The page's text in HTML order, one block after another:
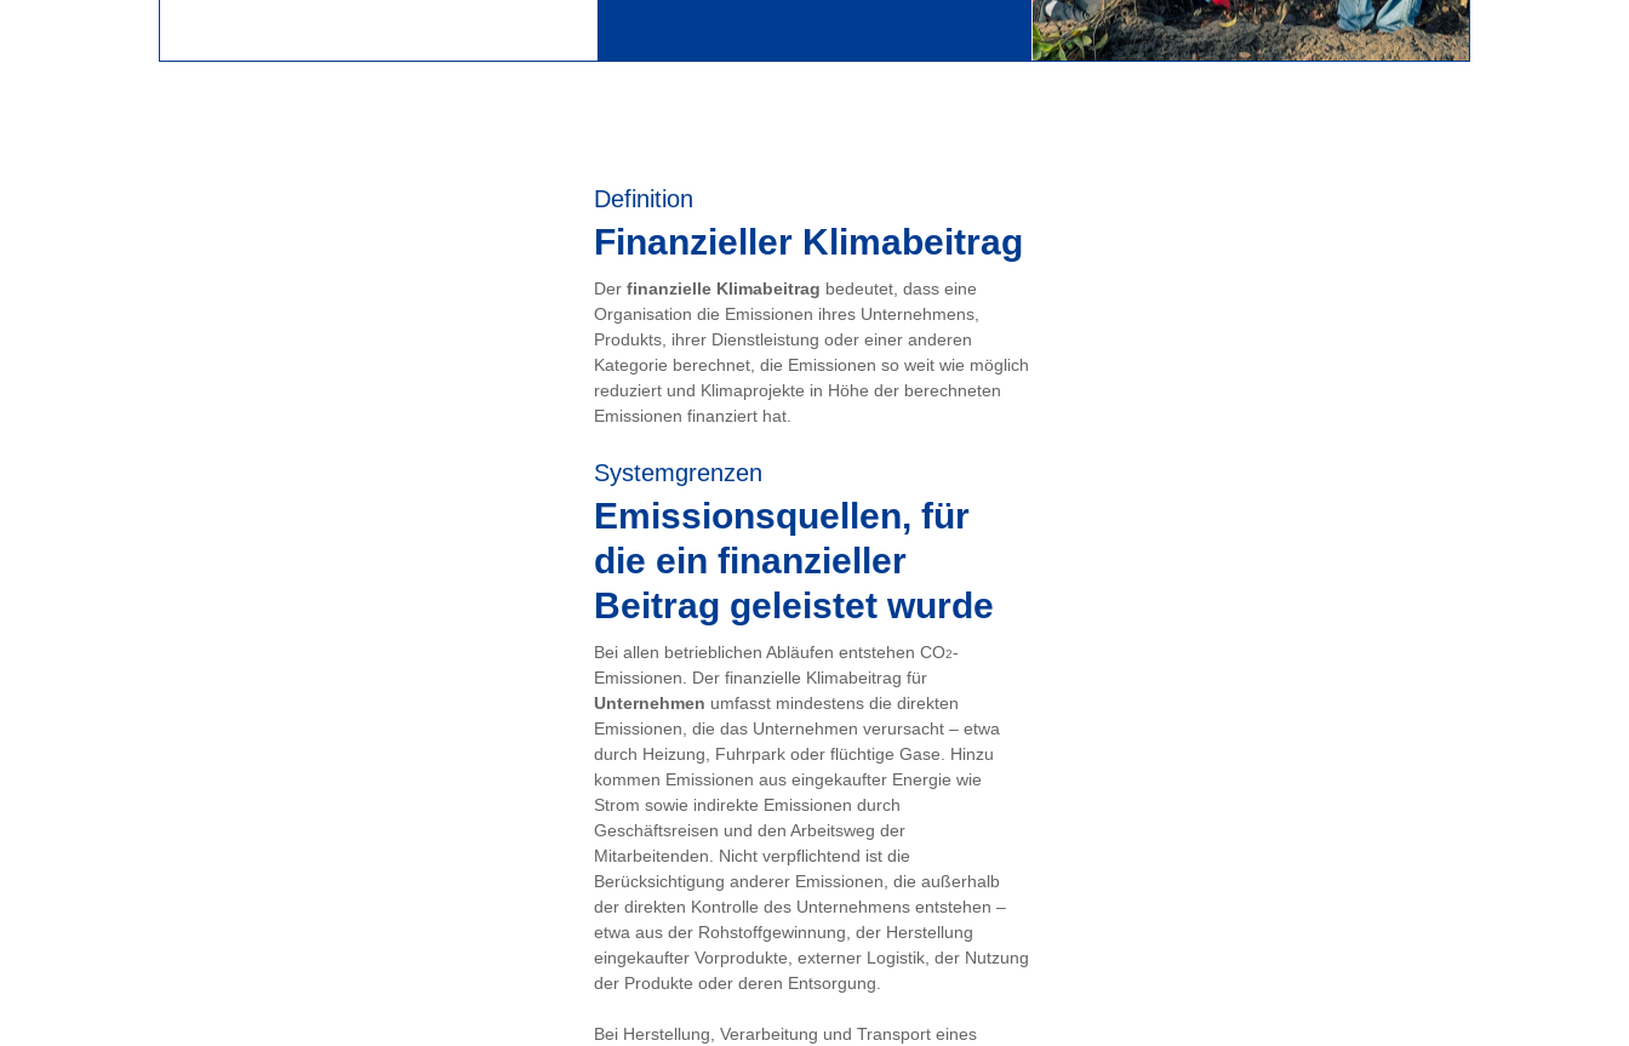
Definition
Finanzieller Klimabeitrag
Der finanzielle Klimabeitrag bedeutet, dass eine
Organisation die Emissionen ihres Unternehmens,
Produkts, ihrer Dienstleistung oder einer anderen
Kategorie berechnet, die Emissionen so weit wie möglich
reduziert und Klimaprojekte in Höhe der berechneten
Emissionen finanziert hat.
Systemgrenzen
Emissionsquellen, für
die ein finanzieller
Beitrag geleistet wurde
Bei allen betrieblichen Abläufen entstehen CO2-
Emissionen. Der finanzielle Klimabeitrag für
Unternehmen umfasst mindestens die direkten
Emissionen, die das Unternehmen verursacht – etwa
durch Heizung, Fuhrpark oder flüchtige Gase. Hinzu
kommen Emissionen aus eingekaufter Energie wie
Strom sowie indirekte Emissionen durch
Geschäftsreisen und den Arbeitsweg der
Mitarbeitenden. Nicht verpflichtend ist die
Berücksichtigung anderer Emissionen, die außerhalb
der direkten Kontrolle des Unternehmens entstehen –
etwa aus der Rohstoffgewinnung, der Herstellung
eingekaufter Vorprodukte, externer Logistik, der Nutzung
der Produkte oder deren Entsorgung.
Bei Herstellung, Verarbeitung und Transport eines